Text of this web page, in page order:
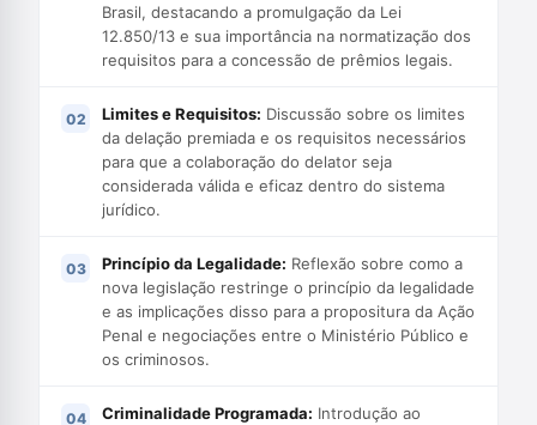
Brasil, destacando a promulgação da Lei
12.850/13 e sua importância na normatização dos
requisitos para a concessão de prêmios legais.
Limites e Requisitos: Discussão sobre os limites
da delação premiada e os requisitos necessários
para que a colaboração do delator seja
considerada válida e eficaz dentro do sistema
jurídico.
Princípio da Legalidade: Reflexão sobre como a
nova legislação restringe o princípio da legalidade
e as implicações disso para a propositura da Ação
Penal e negociações entre o Ministério Público e
os criminosos.
Criminalidade Programada: Introdução ao